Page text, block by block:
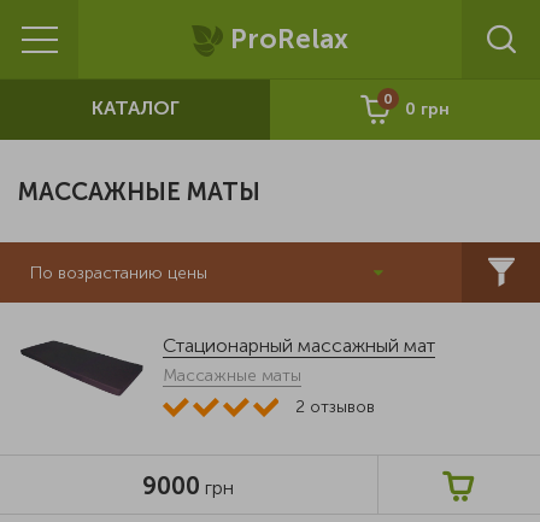
ProRelax
КАТАЛОГ 0 0 грн
МАССАЖНЫЕ МАТЫ
По возрастанию цены
Стационарный массажный мат
Массажные маты
2 отзывов
9000 грн